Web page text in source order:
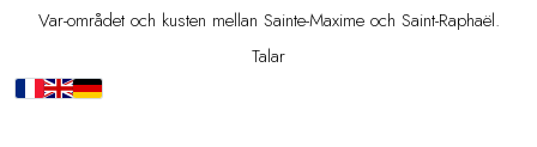
Var-området och kusten mellan Sainte-Maxime och Saint-Raphaël.
Talar